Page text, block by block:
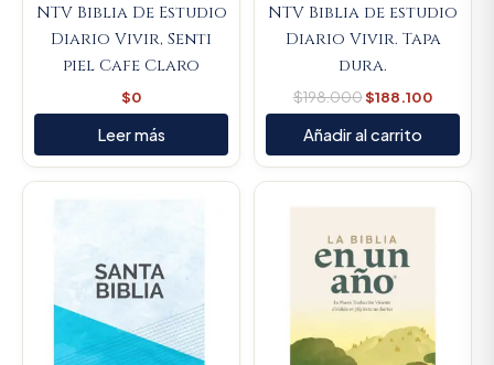
NTV Biblia De Estudio
Diario Vivir, Senti
piel Cafe Claro
$0
Leer más
NTV Biblia de estudio
Diario Vivir. Tapa
dura.
$198.000$188.100
Añadir al carrito
Current
$88.000.
Current